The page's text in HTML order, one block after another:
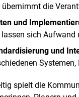
übernimmt die
und
lassen sich
und
spielt die